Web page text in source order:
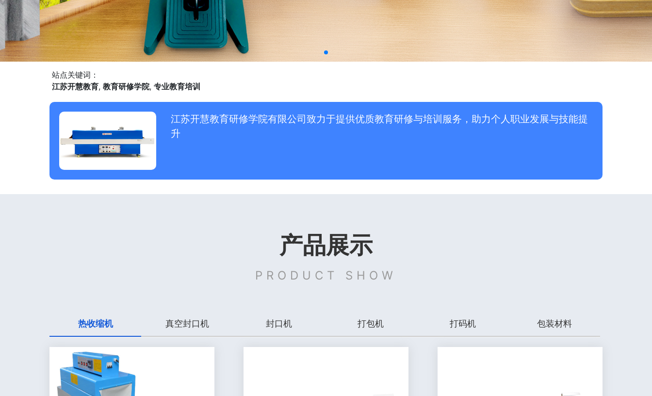
站点关键词：
江苏开慧教育, 教育研修学院, 专业教育培训
江苏开慧教育研修学院有限公司致力于提供优质教育研修与培训服务，助力个人职业发展与技能提
升
产品展示
PRODUCT SHOW
热收缩机 真空封口机 封口机 打包机 打码机 包装材料